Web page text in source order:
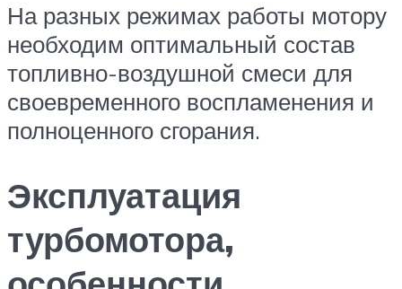
На разных режимах работы мотору
необходим оптимальный состав
топливно-воздушной смеси для
своевременного воспламенения и
полноценного сгорания.
Эксплуатация
турбомотора,